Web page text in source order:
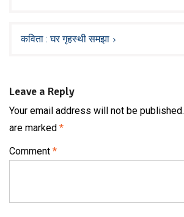
कविता : घर गृहस्थी समझा
Leave a Reply
Your email address will not be published.
are marked *
Comment *